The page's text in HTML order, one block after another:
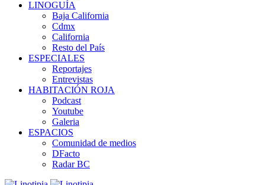
LINOGUÍA
Baja California
Cdmx
California
Resto del País
ESPECIALES
Reportajes
Entrevistas
HABITACIÓN ROJA
Podcast
Youtube
Galeria
ESPACIOS
Comunidad de medios
DFacto
Radar BC